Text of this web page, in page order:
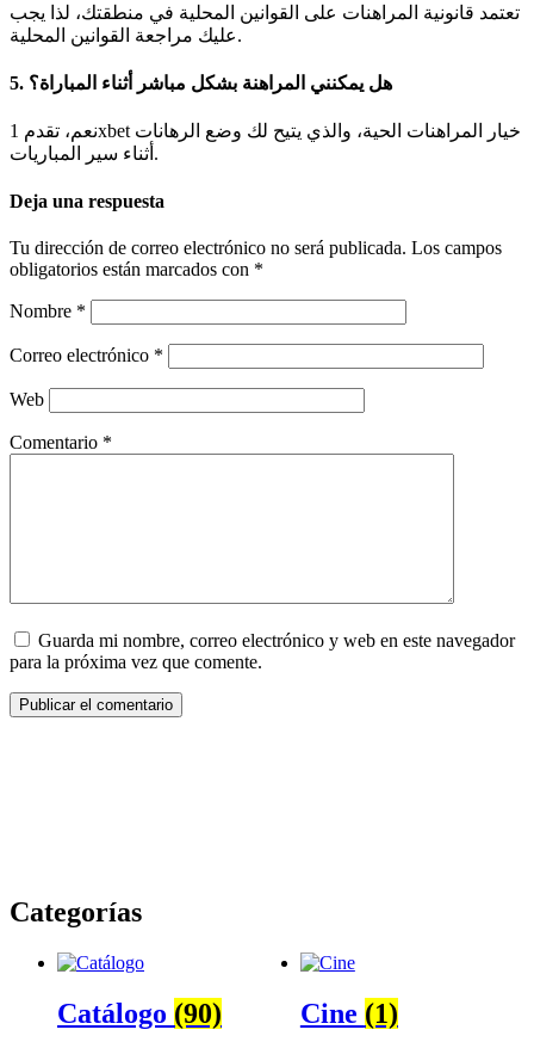
تعتمد قانونية المراهنات على القوانين المحلية في منطقتك، لذا يجب
عليك مراجعة القوانين المحلية.
5. هل يمكنني المراهنة بشكل مباشر أثناء المباراة؟
نعم، تقدم 1xbet خيار المراهنات الحية، والذي يتيح لك وضع الرهانات
أثناء سير المباريات.
Deja una respuesta
Tu dirección de correo electrónico no será publicada. Los campos
obligatorios están marcados con *
Nombre *
Correo electrónico *
Web
Comentario *
Guarda mi nombre, correo electrónico y web en este navegador
para la próxima vez que comente.
Categorías
Catálogo (90) Cine (1)